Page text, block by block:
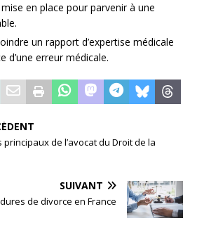
en place pour parvenir à une
un rapport d’expertise médicale
d’une erreur médicale.
principaux de l’avocat du Droit de la
SUIVANT
de divorce en France